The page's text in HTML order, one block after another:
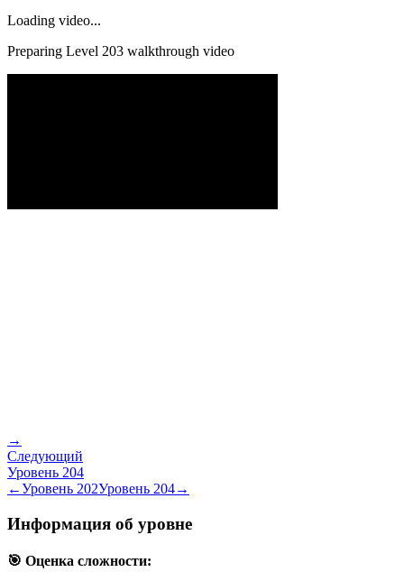
Loading video...
Preparing Level 203 walkthrough video
→
Следующий
Уровень 204
←Уровень 202Уровень 204→
Информация об уровне
🎯 Оценка сложности: